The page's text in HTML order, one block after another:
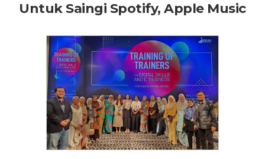
Untuk Saingi Spotify, Apple Music